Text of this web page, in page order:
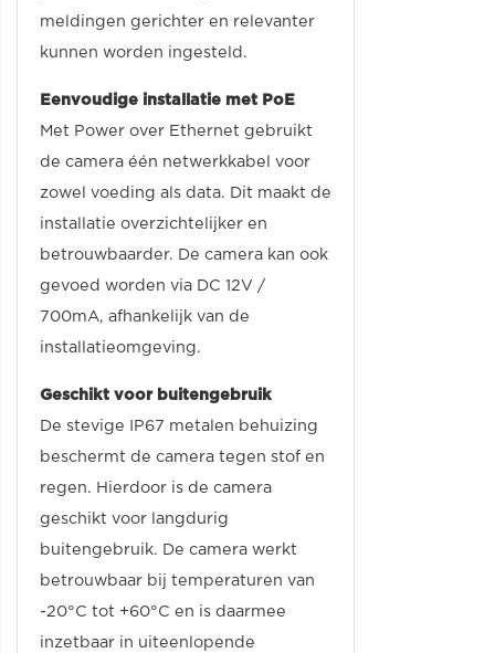
meldingen gerichter en relevanter
kunnen worden ingesteld.
Eenvoudige installatie met PoE
Met Power over Ethernet gebruikt
de camera één netwerkkabel voor
zowel voeding als data. Dit maakt de
installatie overzichtelijker en
betrouwbaarder. De camera kan ook
gevoed worden via DC 12V /
700mA, afhankelijk van de
installatieomgeving.
Geschikt voor buitengebruik
De stevige IP67 metalen behuizing
beschermt de camera tegen stof en
regen. Hierdoor is de camera
geschikt voor langdurig
buitengebruik. De camera werkt
betrouwbaar bij temperaturen van
-20°C tot +60°C en is daarmee
inzetbaar in uiteenlopende